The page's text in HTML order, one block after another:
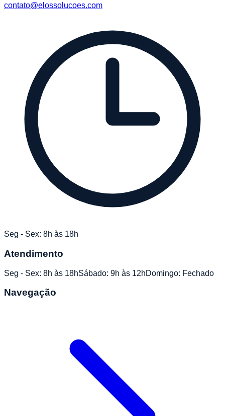
contato@elossolucoes.com
Seg - Sex: 8h às 18h
Atendimento
Seg - Sex: 8h às 18hSábado: 9h às 12hDomingo: Fechado
Navegação